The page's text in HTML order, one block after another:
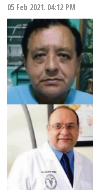
05 Feb 2021. 04:12 PM